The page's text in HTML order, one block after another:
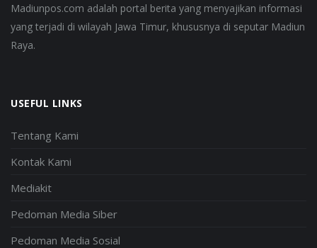
Madiunpos.com adalah portal berita yang menyajikan informasi
yang terjadi di wilayah Jawa Timur, khususnya di seputar Madiun
Raya.
USEFUL LINKS
Tentang Kami
Kontak Kami
Mediakit
Pedoman Media Siber
Pedoman Media Sosial